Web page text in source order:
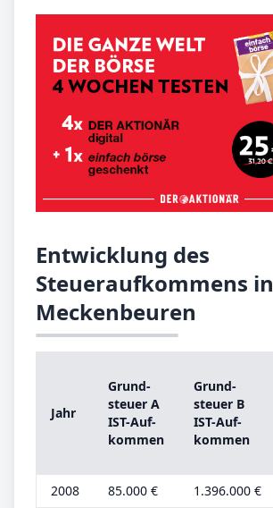
Entwicklung des
Steueraufkommens in
Meckenbeuren
Jahr
Grund­
steu­er A
IST-­Auf­
kom­men
Grund­
steu­er B
IST-­Auf­
kom­men
2008 85.000 € 1.396.000 €